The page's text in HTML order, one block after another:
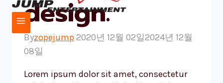
design.
Byzopejump2020년 12월 02일2024년 12월
08일
Lorem ipsum dolor sit amet, consectetur